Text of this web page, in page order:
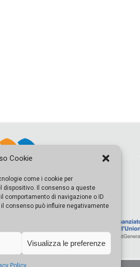
Cookie
come i cookie per
dispositivo. Il consenso a queste
comportamento di navigazione o ID
consenso può influire negativamente
Visualizza le preferenze
Policy